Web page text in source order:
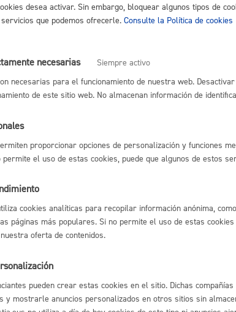
Igualdad,
Cultura
Turismo
Tablón de
Lo entiendo
No lo entiendo
No
podrá grabar la imagen y/o voz
de San Sebastián. Que tal y como
exclusivamente para la difusión y/o
desea activar. Sin embargo, bloquear algunos tipos de
que podemos ofrecerle. Consulte la Política de cookies
necesarias
Siempre activo
necesarias para el funcionamiento de nuestra web.
de este sitio web. No almacenan información de
proporcionar opciones de personalización y funciones
permite el uso de estas cookies, puede que algunos de estos
cookies analíticas para recopilar información anónima,
páginas más populares. Si no permite el uso de estas
oferta de contenidos.
pueden crear estas cookies en el sitio. Dichas
y mostrarle anuncios personalizados en otros sitios sin